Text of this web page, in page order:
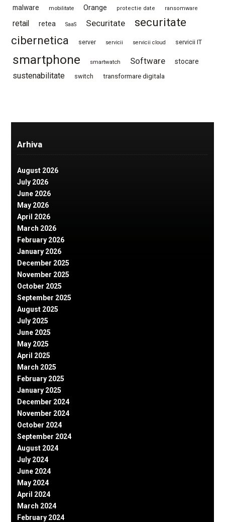
malware mobilitate Orange protectie date ransomware
retail retea SaaS Securitate
securitate
cibernetica
server servicii servicii cloud servicii IT
smartphone smartwatch Software stocare
sustenabilitate switch transformare digitala
Arhiva
August 2026
July 2026
June 2026
May 2026
April 2026
March 2026
February 2026
January 2026
December 2025
November 2025
October 2025
September 2025
August 2025
July 2025
June 2025
May 2025
April 2025
March 2025
February 2025
January 2025
December 2024
November 2024
October 2024
September 2024
August 2024
July 2024
June 2024
May 2024
April 2024
March 2024
February 2024